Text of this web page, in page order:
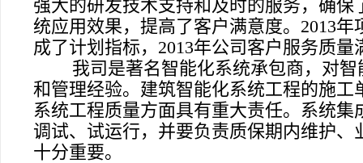
强大的研发技术支持和及时的服务，确
统应用效果，提高了客户满意度。 2013年
成了计划指标， 2013年公司客户服务质量
我司是著名智能化系统承包商，对
和管理经验。建筑智能化系统工程的施
系统工程质量方面具有重大责任。系统
调试、试运行，并要负责质保期内维护
十分重要。